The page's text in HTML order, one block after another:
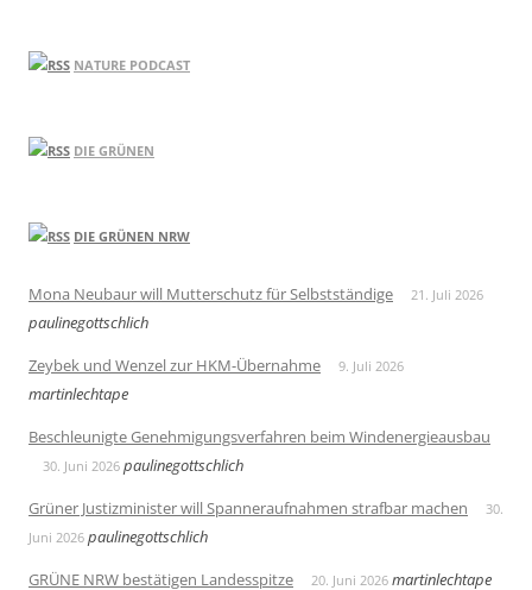
NATURE PODCAST
DIE GRÜNEN
DIE GRÜNEN NRW
Mona Neubaur will Mutterschutz für Selbstständige 21. Juli 2026
paulinegottschlich
Zeybek und Wenzel zur HKM-Übernahme
9. Juli 2026
martinlechtape
Beschleunigte Genehmigungsverfahren beim Windenergieausbau
30. Juni 2026 paulinegottschlich
Grüner Justizminister will Spanneraufnahmen strafbar machen
30.
Juni 2026 paulinegottschlich
GRÜNE NRW bestätigen Landesspitze
20. Juni 2026 martinlechtape